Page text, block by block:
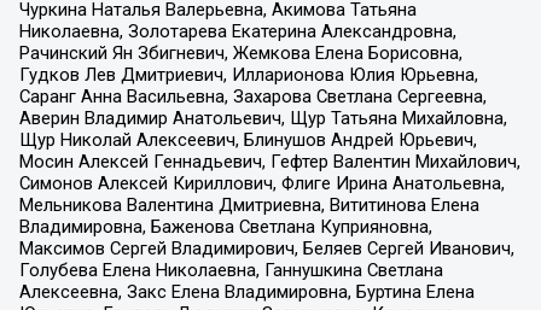
Чуркина Наталья Валерьевна, Акимова Татьяна
Николаевна, Золотарева Екатерина Александровна,
Рачинский Ян Збигневич, Жемкова Елена Борисовна,
Гудков Лев Дмитриевич, Илларионова Юлия Юрьевна,
Саранг Анна Васильевна, Захарова Светлана Сергеевна,
Аверин Владимир Анатольевич, Щур Татьяна Михайловна,
Щур Николай Алексеевич, Блинушов Андрей Юрьевич,
Мосин Алексей Геннадьевич, Гефтер Валентин Михайлович,
Симонов Алексей Кириллович, Флиге Ирина Анатольевна,
Мельникова Валентина Дмитриевна, Вититинова Елена
Владимировна, Баженова Светлана Куприяновна,
Максимов Сергей Владимирович, Беляев Сергей Иванович,
Голубева Елена Николаевна, Ганнушкина Светлана
Алексеевна, Закс Елена Владимировна, Буртина Елена